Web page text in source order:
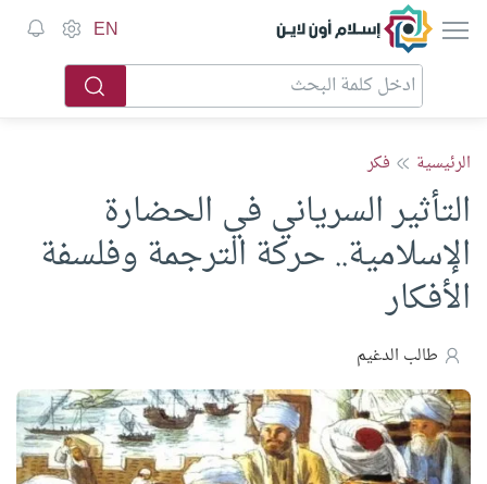
إسلام أون لاين EN
الرئيسية فكر
التأثير السرياني في الحضارة
الإسلامية.. حركة الترجمة وفلسفة
الأفكار
طالب الدغيم